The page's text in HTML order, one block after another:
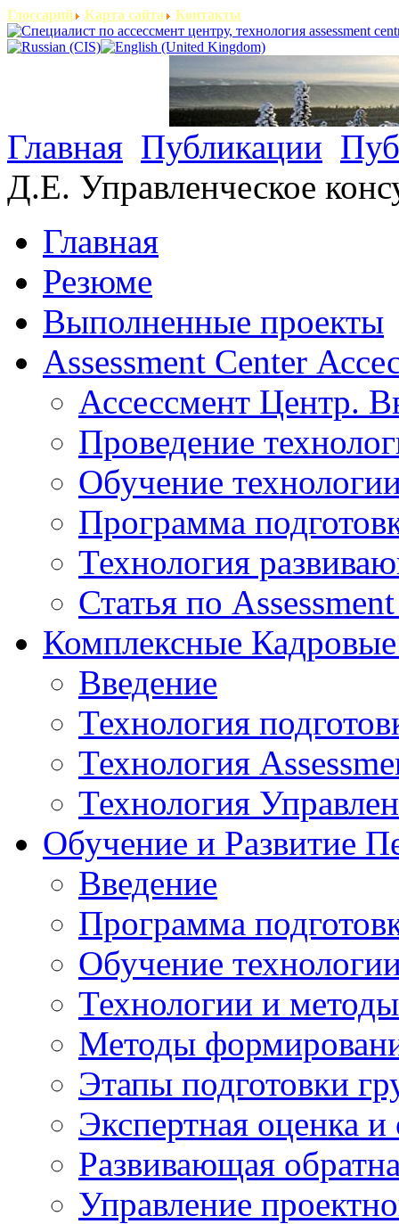
Глоссарий Карта сайта Контакты
Главная Публикации
Д.Е. Управленческое
Главная
Резюме
Выполненные проекты
Assessment Center
Ассессмент Центр.
Проведение
Обучение
Программа
Технология
Статья по
Комплексные
Введение
Технология
Технология
Технология
Обучение и Развитие
Введение
Программа
Обучение
Технологии и
Методы
Этапы подготовки
Экспертная оценка
Развивающая
Управление